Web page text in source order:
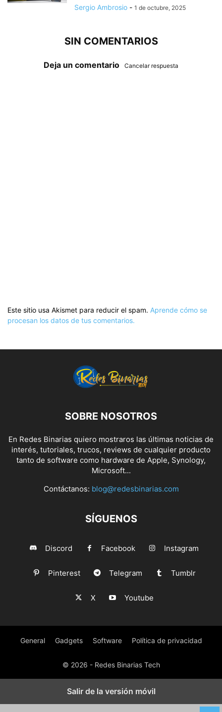
Sergio Ambrosio - 1 de octubre, 2025
SIN COMENTARIOS
Deja un comentario Cancelar respuesta
Este sitio usa Akismet para reducir el spam. Aprende cómo se
procesan los datos de tus comentarios.
SOBRE NOSOTROS
En Redes Binarias quiero mostraros las últimas noticias de
interés, tutoriales, trucos, reviews de cualquier producto
tanto de software como hardware de Apple, Synology,
Microsoft...
Contáctanos: blog@redesbinarias.com
SÍGUENOS
Discord Facebook Instagram
Pinterest Telegram Tumblr
X Youtube
General Gadgets Software Política de privacidad
© 2026 - Redes Binarias Tech
Salir de la versión móvil